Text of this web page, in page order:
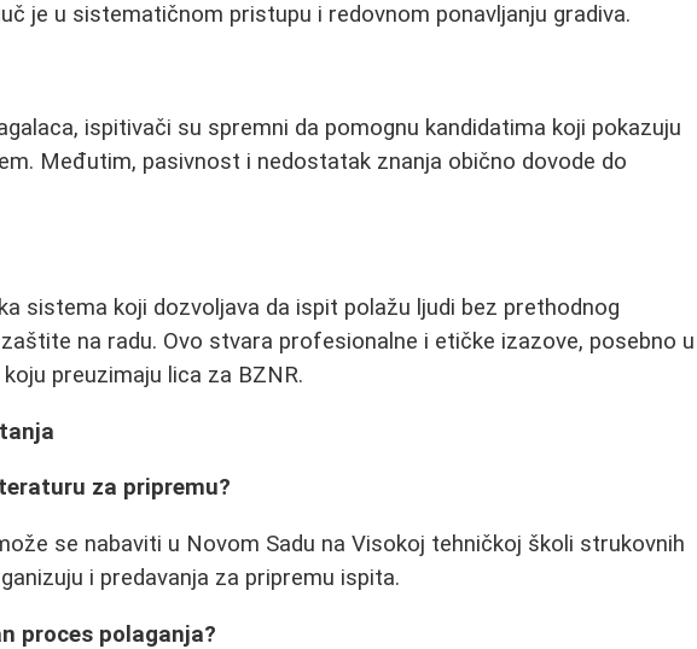
je u sistematičnom pristupu i redovnom ponavljanju gradiva.
ispitivači su spremni da pomognu kandidatima koji pokazuju
Međutim, pasivnost i nedostatak znanja obično dovode do
sistema koji dozvoljava da ispit polažu ljudi bez prethodnog
na radu. Ovo stvara profesionalne i etičke izazove, posebno u
preuzimaju lica za BZNR.
za pripremu?
se nabaviti u Novom Sadu na Visokoj tehničkoj školi strukovnih
i predavanja za pripremu ispita.
proces polaganja?